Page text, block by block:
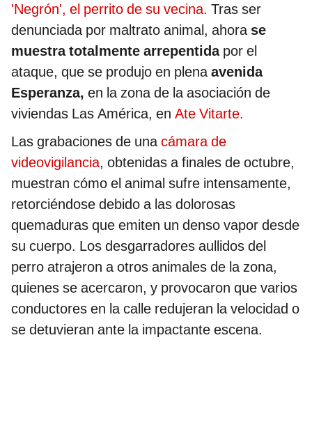
'Negrón', el perrito de su vecina. Tras ser
denunciada por maltrato animal, ahora se
muestra totalmente arrepentida por el
ataque, que se produjo en plenaavenida
Esperanza, en la zona de la asociación de
viviendas Las América, en Ate Vitarte.
Las grabaciones de unacámara de
videovigilancia, obtenidas a finales de octubre,
muestran cómo el animal sufre intensamente,
retorciéndose debido a las dolorosas
quemaduras que emiten un denso vapor desde
su cuerpo. Los desgarradores aullidos del
perro atrajeron a otros animales de la zona,
quienes se acercaron, y provocaron que varios
conductores en la calle redujeran la velocidad o
se detuvieran ante la impactante escena.